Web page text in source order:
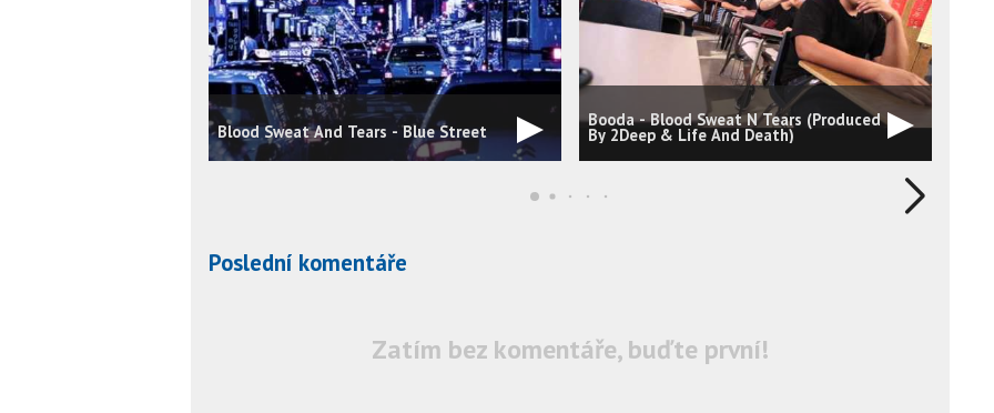
Blood Sweat And Tears - Blue Street
Booda - Blood Sweat N Tears (Produced
By 2Deep & Life And Death)
Poslední komentáře
Zatím bez komentáře, buďte první!